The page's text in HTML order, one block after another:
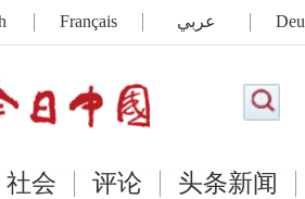
Français عربي
社会 评论 头条新闻